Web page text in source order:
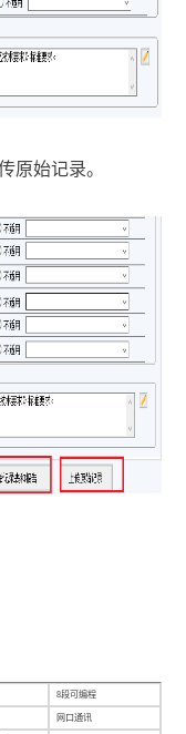
原始记录。